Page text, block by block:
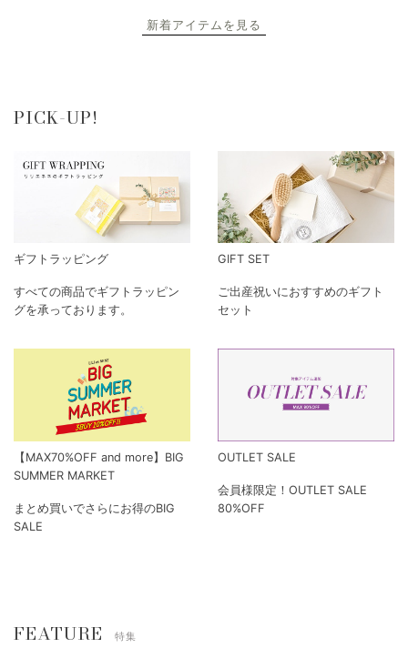
新着アイテムを見る
PICK-UP!
ギフトラッピング
すべての商品でギフトラッピン
グを承っております。
GIFT SET
ご出産祝いにおすすめのギフト
セット
【MAX70%OFF and more】BIG
SUMMER MARKET
まとめ買いでさらにお得のBIG
SALE
OUTLET SALE
会員様限定！OUTLET SALE
80%OFF
FEATURE 特集